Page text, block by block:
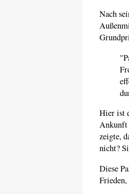
Nach
Hier ist
Ankunft
zeigte,
nicht?
Diese